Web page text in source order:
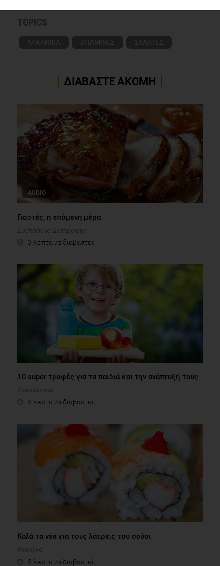
TOPICS
ΛΑΧΑΝΙΚΑ ΒΙΤΑΜΙΝΕΣ ΣΑΛΑΤΕΣ
ΔΙΑΒΑΣΤΕ ΑΚΟΜΗ
AUDIO
Γιορτές, η επόμενη μέρα
Συστάσεις Διατροφής
3 λεπτά να διαβαστεί
10 super τροφές για τα παιδιά και την ανάπτυξή τους
Οικογένεια
3 λεπτά να διαβαστεί
Καλά τα νέα για τους λάτρεις του σούσι
Κουζίνα
3 λεπτά να διαβαστεί